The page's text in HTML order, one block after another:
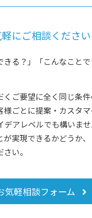
にご相談ください
きる？」「こんなこと
くご要望に全く同じ条
様ごとに提案・カスタ
デアレベルでも構いま
が実現できるかどうか
い。
気軽相談フォーム